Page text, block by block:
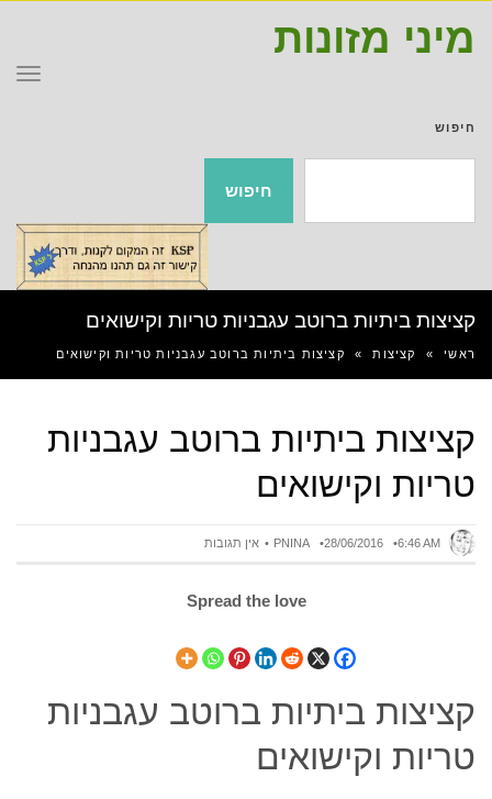
מיני מזונות
חיפוש
חיפוש
קציצות ביתיות ברוטב עגבניות טריות וקישואים
ראשי » קציצות » קציצות ביתיות ברוטב עגבניות טריות וקישואים
קציצות ביתיות ברוטב עגבניות
טריות וקישואים
PNINA 28/06/2016 6:46 AM אין תגובות
Spread the love
קציצות ביתיות ברוטב עגבניות
טריות וקישואים